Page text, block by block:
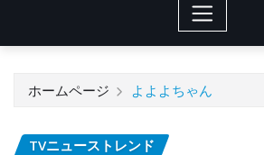
ホームページ よよよちゃん
TVニューストレンド